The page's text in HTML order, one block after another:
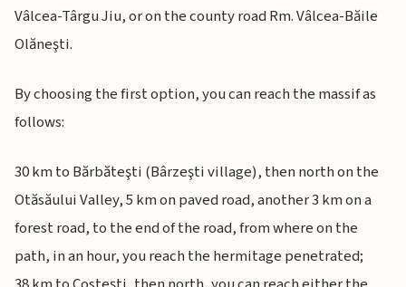
Vâlcea-Târgu Jiu, or on the county road Rm. Vâlcea-Băile
Olăneşti.
By choosing the first option, you can reach the massif as
follows:
30 km to Bărbăteşti (Bârzeşti village), then north on the
Otăsăului Valley, 5 km on paved road, another 3 km on a
forest road, to the end of the road, from where on the
path, in an hour, you reach the hermitage penetrated;